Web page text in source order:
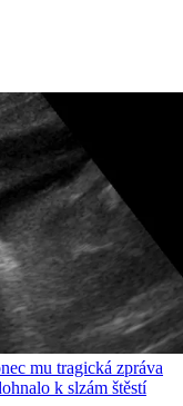
mu tragická zpráva
k slzám štěstí